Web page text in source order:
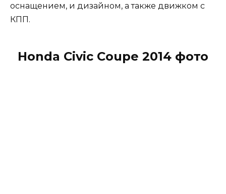
оснащением, и дизайном, а также движком с
КПП.
Honda Civic Coupe 2014 фото